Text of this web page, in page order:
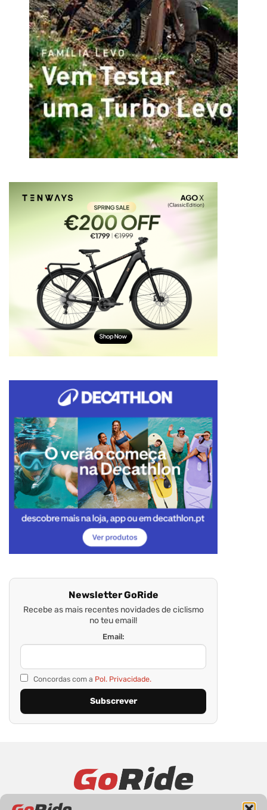
Newsletter GoRide
Recebe as mais recentes novidades de ciclismo
no teu email!
Email:
Concordas com a Pol. Privacidade.